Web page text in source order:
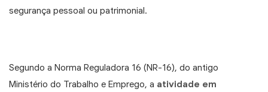
segurança pessoal ou patrimonial.
Segundo a Norma Reguladora 16 (NR-16), do antigo
Ministério do Trabalho e Emprego, a atividade em